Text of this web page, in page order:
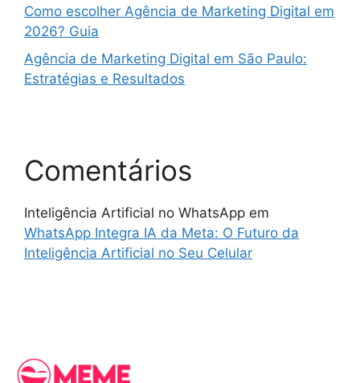
Como escolher Agência de Marketing Digital em
2026? Guia
Agência de Marketing Digital em São Paulo:
Estratégias e Resultados
Comentários
Inteligência Artificial no WhatsApp em
WhatsApp Integra IA da Meta: O Futuro da
Inteligência Artificial no Seu Celular